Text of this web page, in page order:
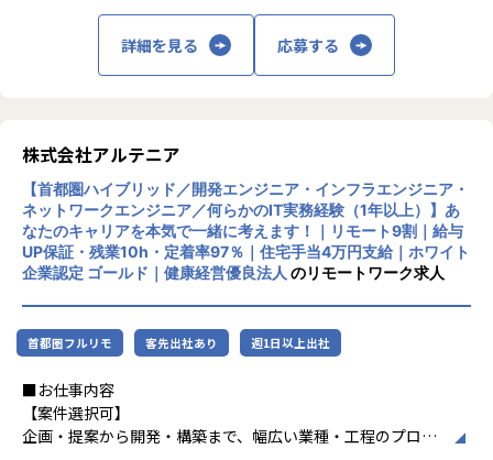
「要件定義などの上流工程に挑戦したい」
「AWS、Azureなどのクラウド案件に携わりたい」など…
希望次第では現在当社にない案件も探してくるので安心して
■フォロー体制・働き方
・アサイン前に、やりたいこと・やりたくないことを面談で
確認
・配属後は月1回の面談に加え、チャットでの相談が可能
・一人での参画の場合も、社内のメンターがフォロー
・平均残業時間：月10.5時間（全社平均）
■社員の声
＜入社1年目 エンジニア＞
前職では給与が低く、安定した生活をしたいと思い転職しま
した。
自分に無理のないレベルでの配属先を決めてくれて、
件を決定します。
「構築に行きたい」「クラウドに挑戦したい」などの希望を
前提にアサインを行います。
＜主な開発案件事例＞
使用スキル：DjangoFW・Python
担当工程：調査・要件定義・基本設計・詳細設計・構築・製
造・テスト・リリース
担当者：30代後半・男性・入社4年目
-- 大手生命保険会社 資産運用システム --
使用スキル：Java
担当工程：基本設計・詳細設計・製造・テスト・リリース
担当者：30代前半・女性・入社2年目
-- 大手コンサル会社 社内システム運用 --
主な事業は、プロジェクトマネジメント、ソ
フトウェア開発、インフラソリューション開
発です。官公庁向けのMicrosoft 365移行（1
大規模案件の実績があります。近年は生成AI
関連プロジェクトにも注力しています。
リモートワーク率90％、有給取得率80％以
上、育休取得率100％と、働きやすい環境づ
くりにも力を入れています。住宅手当や資格
取得支援、技術書購入補助など福利厚生も充
実しています。
中長期的には「中小企業のAI開発で第一に想
です。
詳細を見る 応募する
株式会社アルテニア
【首都圏ハイブリッド／開発エンジニア・インフラエンジニア・
ネットワークエンジニア／何らかのIT実務経験（1年以上）】あ
なたのキャリアを本気で一緒に考えます！｜リモート9割｜給与
UP保証・残業10h・定着率97％｜住宅手当4万円支給｜ホワイト
企業認定 ゴールド｜健康経営優良法人 のリモートワーク求人
首都圏フルリモ 客先出社あり 週1日以上出社
■お仕事内容
【案件選択可】
企画・提案から開発・構築まで、幅広い業種・工程のプロジ